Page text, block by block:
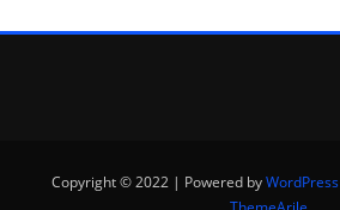
Copyright © 2022 | Powered byWordPress